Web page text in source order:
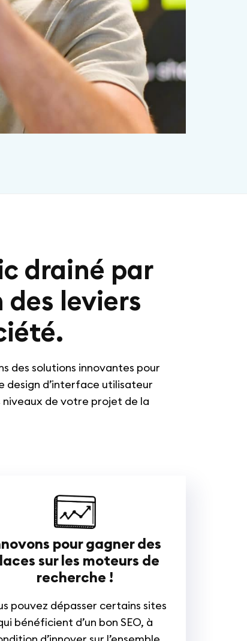
drainé par
des leviers
des solutions innovantes pour
design d’interface utilisateur
niveaux de votre projet de la
pour gagner des
sur les moteurs de
recherche !
pouvez dépasser certains sites
bénéficient d’un bon SEO, à